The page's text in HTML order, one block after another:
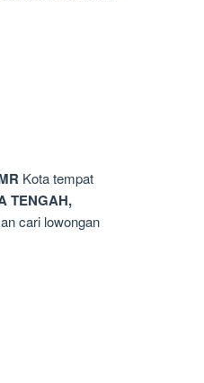
Kota tempat
TENGAH,
cari lowongan